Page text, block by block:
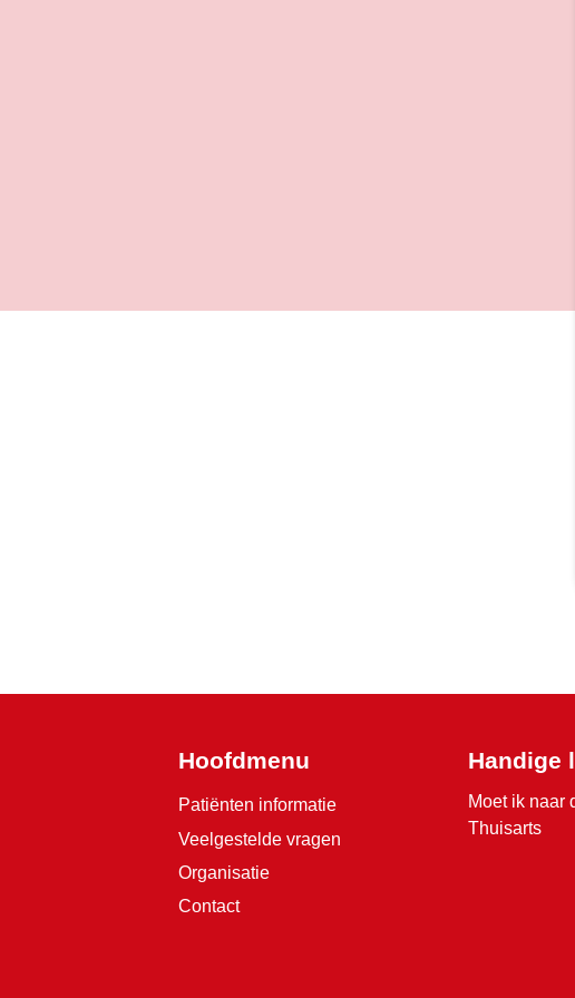
Hoofdmenu
Patiënten informatie
Veelgestelde vragen
Organisatie
Contact
Handige
Moet ik naar
Thuisarts